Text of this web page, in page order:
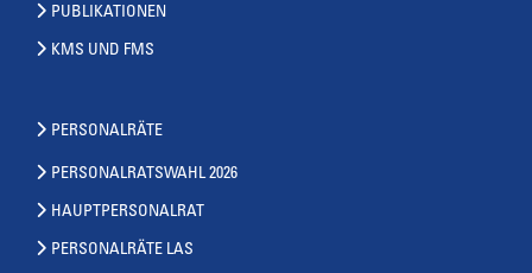
PUBLIKATIONEN
KMS UND FMS
PERSONALRÄTE
PERSONALRATSWAHL 2026
HAUPTPERSONALRAT
PERSONALRÄTE LAS